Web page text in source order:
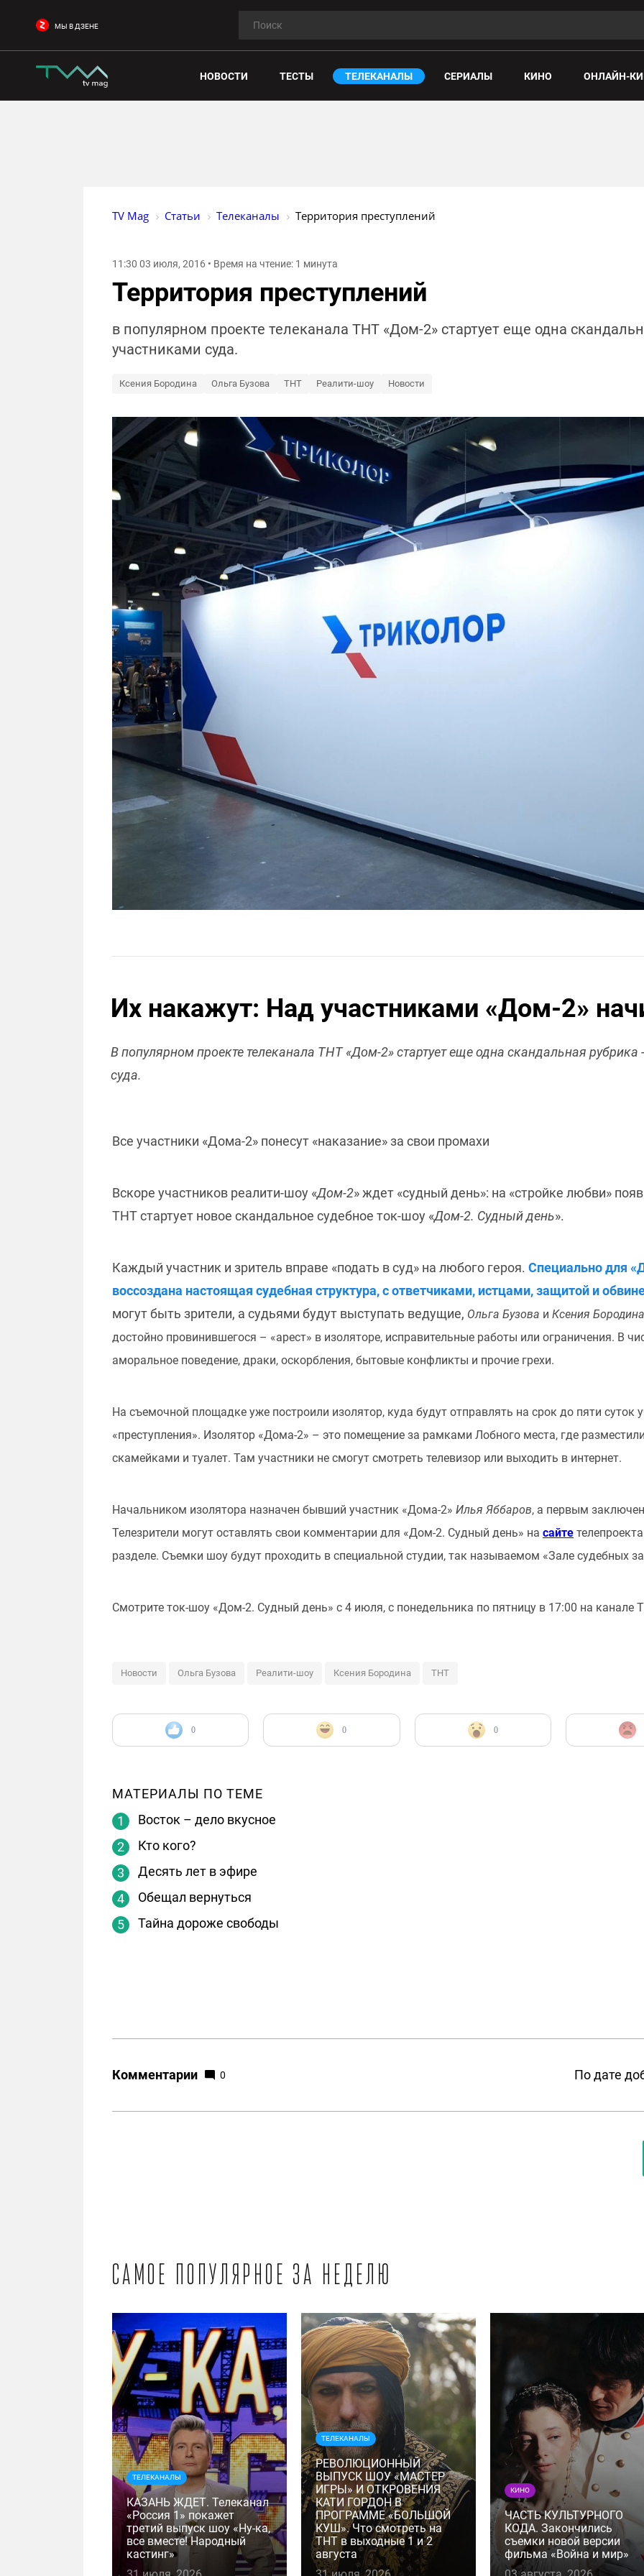
МЫ В ДЗЕНЕ
НОВОСТИ ТЕСТЫ ТЕЛЕКАНАЛЫ СЕРИАЛЫ КИНО ОНЛАЙН-
TV Mag Статьи Телеканалы Территория преступлений
11:30 03 июля, 2016 • Время на чтение: 1 минута
Территория преступлений
в популярном проекте телеканала ТНТ «Дом-2» стартует еще одна
участниками суда.
Ксения Бородина Ольга Бузова ТНТ Реалити-шоу Новости
Их накажут: Над участниками «Дом-2»
В популярном проекте телеканала ТНТ «Дом-2» стартует еще одна скандальная рубрика
суда.
Все участники «Дома-2» понесут «наказание» за свои промахи
Вскоре участников реалити-шоу «Дом-2» ждет «судный день»: на «стройке любви»
ТНТ стартует новое скандальное судебное ток-шоу «Дом-2. Судный день».
Каждый участник и зритель вправе «подать в суд» на любого героя. Специально для
воссоздана настоящая судебная структура, с ответчиками, истцами, защитой и
могут быть зрители, а судьями будут выступать ведущие, Ольга Бузова и Ксения Бородина
достойно провинившегося – «арест» в изоляторе, исправительные работы или ограничения. В
аморальное поведение, драки, оскорбления, бытовые конфликты и прочие грехи.
На съемочной площадке уже построили изолятор, куда будут отправлять на срок до пяти суток
«преступления». Изолятор «Дома-2» – это помещение за рамками Лобного места, где
скамейками и туалет. Там участники не смогут смотреть телевизор или выходить в интернет.
Начальником изолятора назначен бывший участник «Дома-2» Илья Яббаров, а первым
Телезрители могут оставлять свои комментарии для «Дом-2. Судный день» на сайте
разделе. Съемки шоу будут проходить в специальной студии, так называемом «Зале судебных
Смотрите ток-шоу «Дом-2. Судный день» с 4 июля, с понедельника по пятницу в 17:00 на канале
Новости Ольга Бузова Реалити-шоу Ксения Бородина ТНТ
0 0 0
МАТЕРИАЛЫ ПО ТЕМЕ
Восток – дело вкусное
Кто кого?
Десять лет в эфире
Обещал вернуться
Тайна дороже свободы
Комментарии 0 По дате
Самое популярное за неделю
ТЕЛЕКАНАЛЫ
КАЗАНЬ ЖДЕТ. Телеканал
«Россия 1» покажет
третий выпуск шоу «Ну-ка,
все вместе! Народный
кастинг»
ТЕЛЕКАНАЛЫ
РЕВОЛЮЦИОННЫЙ
ВЫПУСК ШОУ «МАСТЕР
ИГРЫ» И ОТКРОВЕНИЯ
КАТИ ГОРДОН В
ПРОГРАММЕ «БОЛЬШОЙ
КУШ». Что смотреть на
ТНТ в выходные 1 и 2
августа
КИНО
ЧАСТЬ КУЛЬТУРНОГО
КОДА. Закончились
съемки новой версии
фильма «Война и мир»